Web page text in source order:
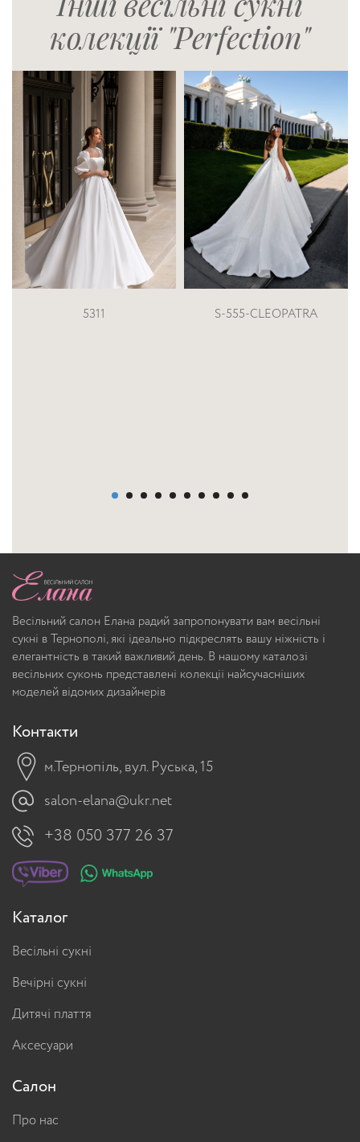
колекції "Perfection"
S-555-CLEOPATRA 164
Весільний салон Елана радий запропонувати вам весільні
сукні в Тернополі, які ідеально підкреслять вашу ніжність і
елегантність в такий важливий день. В нашому каталозі
весільних суконь представлені колекції найсучасніших
моделей відомих дизайнерів
Контакти
м.Тернопіль, вул. Руська, 15
salon-elana@ukr.net
+38 050 377 26 37
Каталог
Весільні сукні
Вечірні сукні
Дитячі плаття
Аксесуари
Салон
Про нас